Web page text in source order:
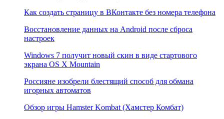
Как создать страницу в ВКонтакте без номера телефона
Восстановление данных на Android после сброса
настроек
Windows 7 получит новый скин в виде стартового
экрана OS X Mountain
Россияне изобрели блестящий способ для обмана
игорных автоматов
Обзор игры Hamster Kombat (Хамстер Комбат)